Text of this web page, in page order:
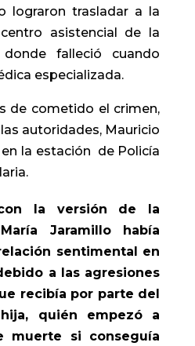
lograron trasladar a la
asistencial de la
falleció cuando
especializada.
de cometido el crimen,
autoridades, Mauricio
la estación de Policía
la versión de la
Jaramillo había
sentimental en
a las agresiones
recibía por parte del
quién empezó a
muerte si conseguía